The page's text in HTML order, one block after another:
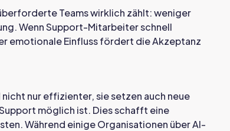
Teams wirklich zählt: weniger
Wenn Support-Mitarbeiter schnell
emotionale Einfluss fördert die Akzeptanz
nur effizienter, sie setzen auch neue
möglich ist. Dies schafft eine
Während einige Organisationen über AI-